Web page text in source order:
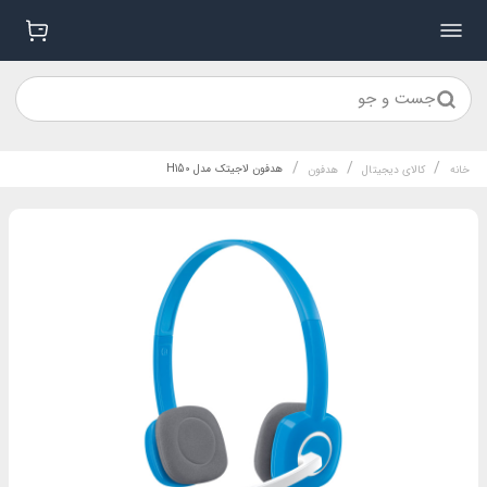
جست و جو
خانه / کالای دیجیتال / هدفون / هدفون لاجیتک مدل H150